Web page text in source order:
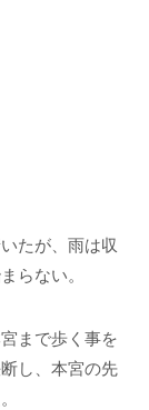
たが、雨は収
らない。
まで歩く事を
し、本宮の先